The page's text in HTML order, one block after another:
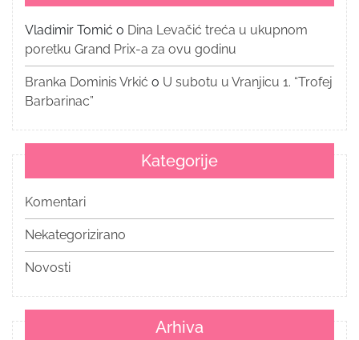
Vladimir Tomić o Dina Levačić treća u ukupnom
poretku Grand Prix-a za ovu godinu
Branka Dominis Vrkić o U subotu u Vranjicu 1. “Trofej
Barbarinac”
Kategorije
Komentari
Nekategorizirano
Novosti
Arhiva